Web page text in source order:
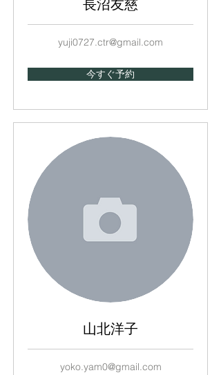
長沼友慈
yuji0727.ctr@gmail.com
今すぐ予約
山北洋子
yoko.yam0@gmail.com